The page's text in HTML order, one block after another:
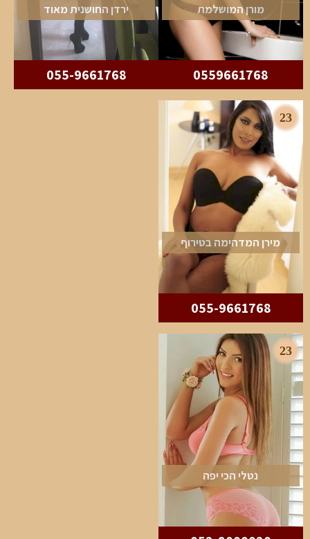
מורן המושלמת
0559661768
ירדן החושנית מאוד
055-9661768
23
מירן המדהימה בטירוף
055-9661768
23
נטלי הכי יפה